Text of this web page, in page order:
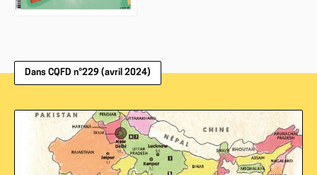
Dans CQFD n°229 (avril 2024)